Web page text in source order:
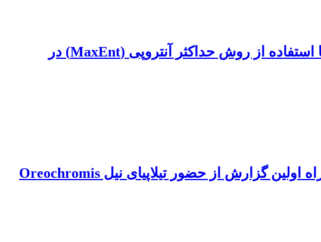
مدلسازی مطلوبیت زیستگاه ماهی گوازیم دم رشته‌ای (Nemipterus japonicus) با استفاده از روش حداکثر آنتروپی (MaxEnt) در
مروری بر سیکلیدماهیان (Actinopterygii: Cichlidae) آب‌های داخلی ایران به همراه اولین گزارش از حضور تیلاپیای نیل Oreochromis